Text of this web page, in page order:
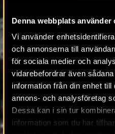
Denna webbplats använder
Vi använder
och annonserna till
för sociala medier och
vidarebefordrar även
information från din enhet
annons- och analysföretag
Dessa kan i sin tur
information som du har